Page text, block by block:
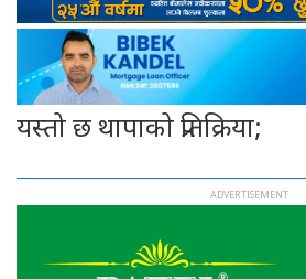
यस्तो छ थापाको प्रतिक्रिया;